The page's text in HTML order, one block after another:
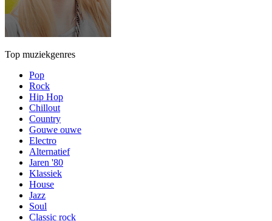
Top muziekgenres
Pop
Rock
Hip Hop
Chillout
Country
Gouwe ouwe
Electro
Alternatief
Jaren '80
Klassiek
House
Jazz
Soul
Classic rock